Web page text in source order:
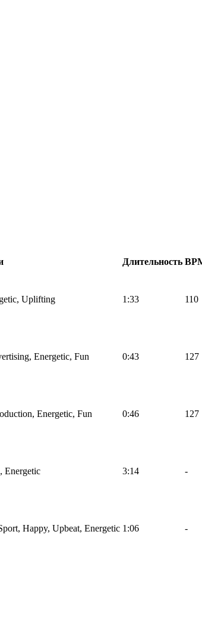
Длительность
Uplifting 1:33 110
Energetic, Fun 0:43 127
Energetic, Fun 0:46 127
Energetic 3:14 -
Happy, Upbeat, Energetic 1:06 -